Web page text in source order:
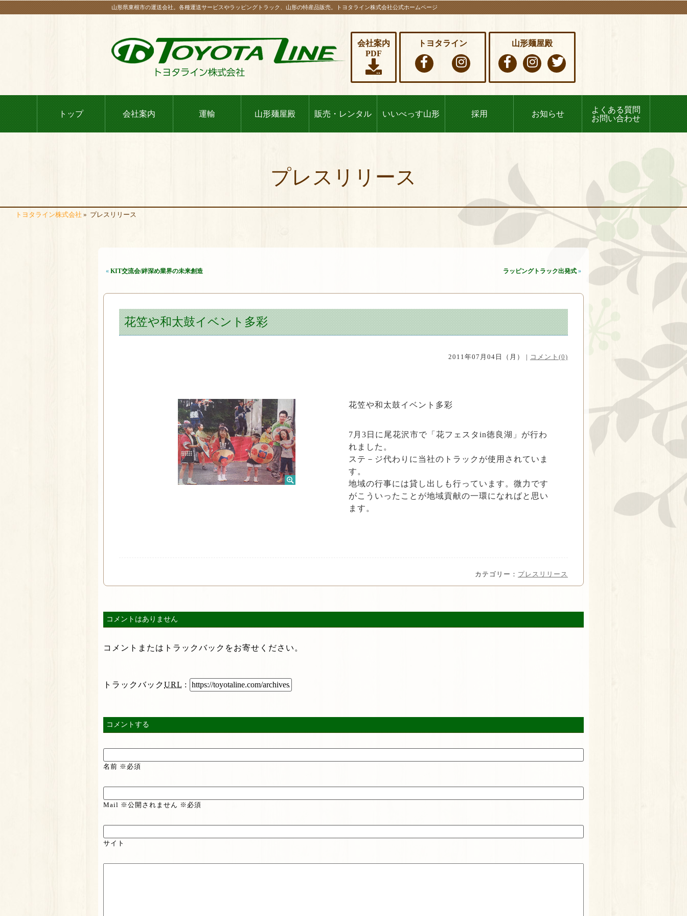
山形県東根市の運送会社。各種運送サービスやラッピングトラック、山形の特産品販売。トヨタライン株式会社公式ホームページ
会社案内
PDF
トヨタライン 山形麺屋殿
トップ 会社案内 運輸 山形麺屋殿 販売・レンタル いいべっす山形 採用 お知らせ
よくある質問
お問い合わせ
プレスリリース
トヨタライン株式会社 » プレスリリース
« KIT交流会/絆深め業界の未来創造 ラッピングトラック出発式 »
花笠や和太鼓イベント多彩
2011年07月04日（月） | コメント(0)
花笠や和太鼓イベント多彩
7月3日に尾花沢市で「花フェスタin徳良湖」が行わ
れました。
ステ－ジ代わりに当社のトラックが使用されていま
す。
地域の行事には貸し出しも行っています。微力です
がこういったことが地域貢献の一環になればと思い
ます。
カテゴリー： プレスリリース
コメントはありません
コメントまたはトラックバックをお寄せください。
トラックバックURL :
コメントする
名前 ※必須
Mail ※公開されません ※必須
サイト